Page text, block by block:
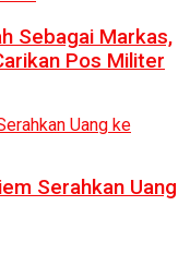
Sebagai Markas,
Pos Militer
Serahkan Uang